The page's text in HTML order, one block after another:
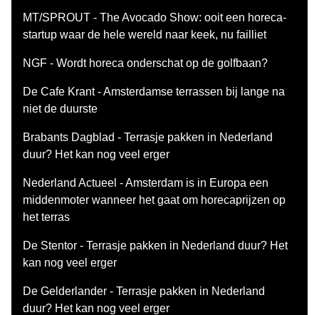
MT/SPROUT - The Avocado Show: ooit een horeca-
startup waar de hele wereld naar keek, nu failliet
NGF - Wordt horeca onderschat op de golfbaan?
De Cafe Krant - Amsterdamse terrassen bij lange na
niet de duurste
Brabants Dagblad - Terrasje pakken in Nederland
duur? Het kan nog veel erger
Nederland Actueel - Amsterdam is in Europa een
middenmoter wanneer het gaat om horecaprijzen op
het terras
De Stentor - Terrasje pakken in Nederland duur? Het
kan nog veel erger
De Gelderlander - Terrasje pakken in Nederland
duur? Het kan nog veel erger